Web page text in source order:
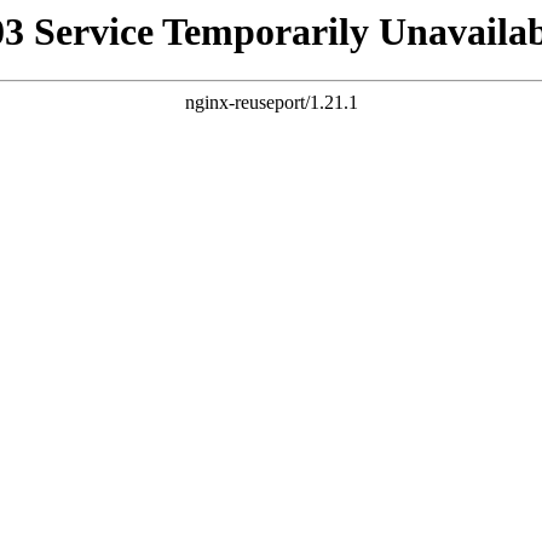
Service Temporarily
nginx-reuseport/1.21.1